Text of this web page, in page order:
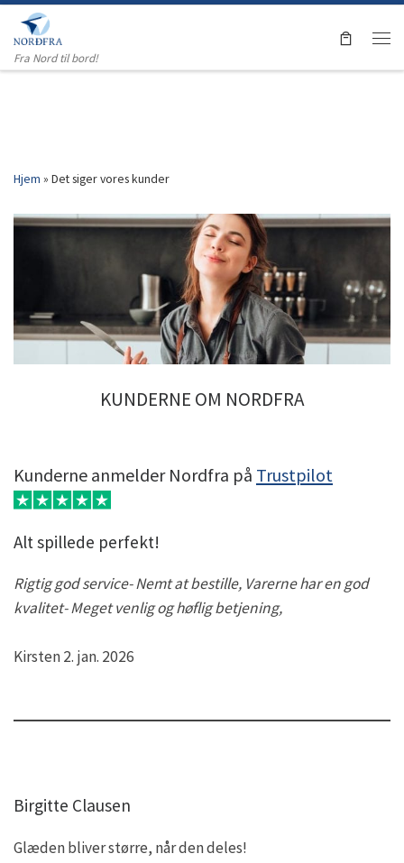
Skip to content
Fra Nord til bord!
Hjem » Det siger vores kunder
KUNDERNE OM NORDFRA
Kunderne anmelder Nordfra på Trustpilot
Alt spillede perfekt!
Rigtig god service- Nemt at bestille, Varerne har en god
kvalitet- Meget venlig og høflig betjening,
Kirsten 2. jan. 2026
Birgitte Clausen
Glæden bliver større, når den deles!